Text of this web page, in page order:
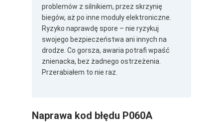
problemów z silnikiem, przez skrzynię
biegów, aż po inne moduły elektroniczne.
Ryzyko naprawdę spore – nie ryzykuj
swojego bezpieczeństwa ani innych na
drodze. Co gorsza, awaria potrafi wpaść
znienacka, bez żadnego ostrzeżenia.
Przerabiałem to nie raz.
Naprawa kod błędu P060A